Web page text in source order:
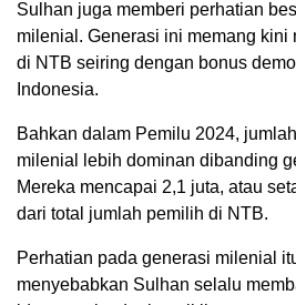
Sulhan juga memberi perhatian
milenial. Generasi ini memang kini
di NTB seiring dengan bonus
Indonesia.
Bahkan dalam Pemilu 2024,
milenial lebih dominan dibanding
Mereka mencapai 2,1 juta, atau
dari total jumlah pemilih di NTB.
Perhatian pada generasi milenial
menyebabkan Sulhan selalu